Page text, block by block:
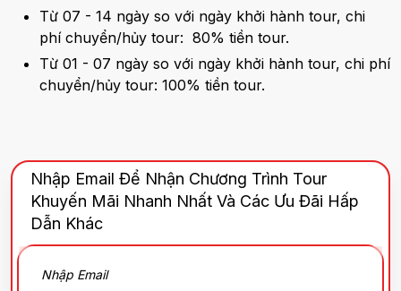
Từ 07 - 14 ngày so với ngày khởi hành tour, chi
phí chuyển/hủy tour: 80% tiền tour.
Từ 01 - 07 ngày so với ngày khởi hành tour, chi phí
chuyển/hủy tour: 100% tiền tour.
Nhập Email Để Nhận Chương Trình Tour
Khuyến Mãi Nhanh Nhất Và Các Ưu Đãi Hấp
Dẫn Khác